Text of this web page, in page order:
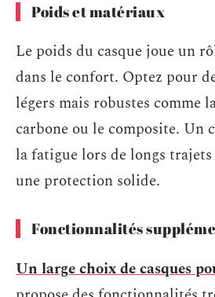
Poids et matériaux
Le poids du casque joue un
dans le confort. Optez pour
légers mais robustes comme
carbone ou le composite. Un
la fatigue lors de longs
une protection solide.
Fonctionnalités
Un large choix de casques